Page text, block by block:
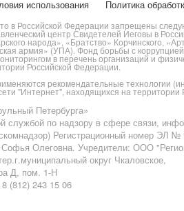
использования Политика
в Российской Федерации запрещены
центр Свидетелей Иеговы в
народа», «Братство» Корчинского,
армия» (УПА). Фонд борьбы с
в перечень организаций и
Российской Федерации.
рекомендательные технологии
"Интернет", находящихся на
Петербурга»
службой по надзору в сфере связи,
Регистрационный номер ЭЛ
Софья Олеговна. Учредители: ООО
округ Чкаловское,
Д, пом. 1-Н
(812) 243 15 06